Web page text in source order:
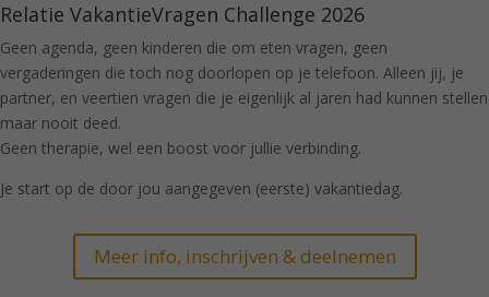
Relatie VakantieVragen Challenge 2026
Geen agenda, geen kinderen die om eten vragen, geen
vergaderingen die toch nog doorlopen op je telefoon. Alleen jij, je
partner, en veertien vragen die je eigenlijk al jaren had kunnen stellen
maar nooit deed.
Geen therapie, wel een boost voor jullie verbinding.
Je start op de door jou aangegeven (eerste) vakantiedag.
Meer info, inschrijven & deelnemen